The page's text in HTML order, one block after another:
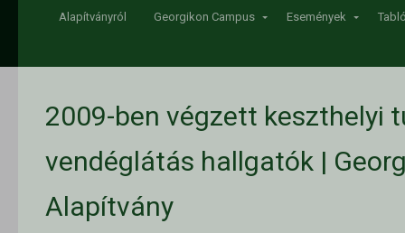
Alapítványról Georgikon Campus Események
2009-ben végzett keszthelyi
vendéglátás hallgatók |
Alapítvány